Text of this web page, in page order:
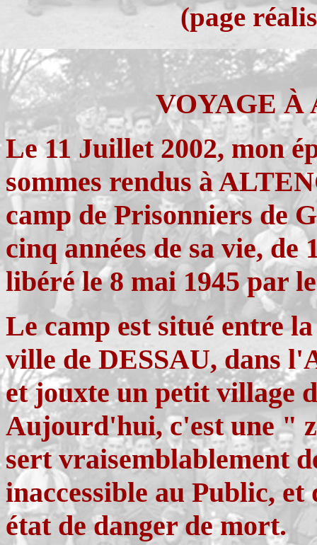
(page
VOYAGE À
Le 11 Juillet 2002, mon
sommes rendus à
camp de Prisonniers de
cinq années de sa vie, de
libéré le 8 mai 1945 par
Le camp est situé entre
ville de DESSAU, dans
et jouxte un petit village
Aujourd'hui, c'est une "
sert vraisemblablement
inaccessible au Public, et
état de danger de mort.